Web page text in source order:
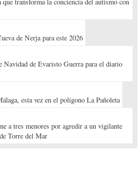
de Nerja para este 2026
Navidad de Evaristo Guerra para el diario
esta vez en el polígono La Pañoleta
a tres menores por agredir a un vigilante
Torre del Mar